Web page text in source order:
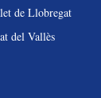
de Llobregat
del Vallès